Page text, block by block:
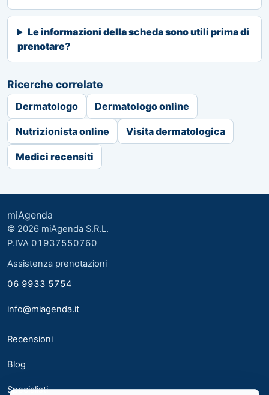
Le informazioni della scheda sono utili prima di
prenotare?
Ricerche correlate
Dermatologo Dermatologo online
Nutrizionista online Visita dermatologica
Medici recensiti
miAgenda
© 2026 miAgenda S.R.L.
P.IVA 01937550760
Assistenza prenotazioni
06 9933 5754
info@miagenda.it
Recensioni
Blog
Specialisti